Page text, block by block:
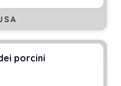
porcini